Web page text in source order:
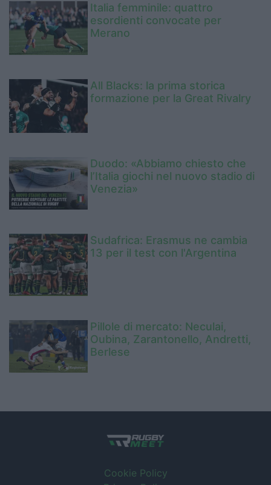
Italia femminile: quattro
esordienti convocate per
Merano
All Blacks: la prima storica
formazione per la Great Rivalry
Duodo: «Abbiamo chiesto che
l’Italia giochi nel nuovo stadio di
Venezia»
Sudafrica: Erasmus ne cambia
13 per il test con l'Argentina
Pillole di mercato: Neculai,
Oubina, Zarantonello, Andretti,
Berlese
Cookie Policy